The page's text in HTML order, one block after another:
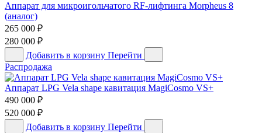
Аппарат для микроигольчатого RF-лифтинга Morpheus 8
(аналог)
265 000 ₽
280 000 ₽
Добавить в корзину Перейти
Распродажа
Аппарат LPG Vela shape кавитация MagiCosmo VS+
490 000 ₽
520 000 ₽
Добавить в корзину Перейти